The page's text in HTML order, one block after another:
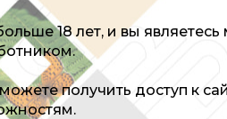
исследования и большое
анаболических
сосудистых
18 лет, и вы
получить доступ к